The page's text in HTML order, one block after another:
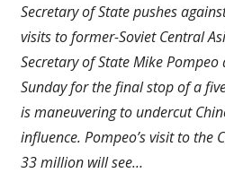
Secretary of State pushes
visits to former-Soviet Central
Secretary of State Mike
Sunday for the final stop of a
is maneuvering to undercut
influence. Pompeo’s visit to the
33 million will see…